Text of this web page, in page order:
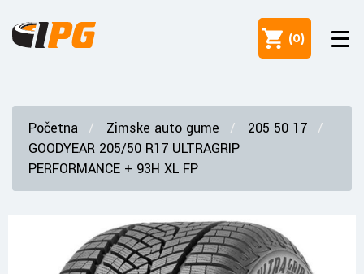
(0)
Početna Zimske auto gume
205 50 17
GOODYEAR 205/50 R17 ULTRAGRIP
PERFORMANCE + 93H XL FP